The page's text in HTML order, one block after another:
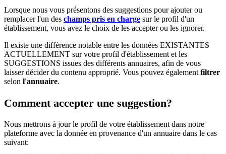
Lorsque nous vous présentons des suggestions pour ajouter ou
remplacer l'un des champs pris en charge ‍ sur le profil d'un
établissement, vous avez le choix de les accepter ou les ignorer.
Il existe une différence notable entre les données EXISTANTES
ACTUELLEMENT sur votre profil d'établissement et les
SUGGESTIONS issues des différents annuaires, afin de vous
laisser décider du contenu approprié. Vous pouvez également filtrer
selon l'annuaire.
Comment accepter une suggestion?
Nous mettrons à jour le profil de votre établissement dans notre
plateforme avec la donnée en provenance d'un annuaire dans le cas
suivant: